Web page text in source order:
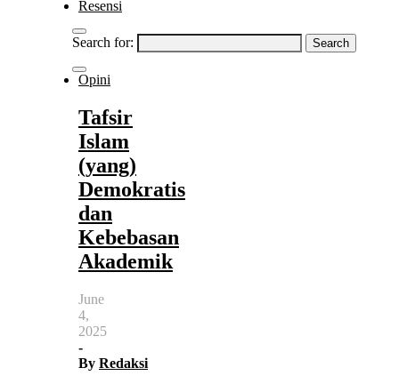
Resensi
Search for:
Opini
Tafsir
Islam
(yang)
Demokratis
dan
Kebebasan
Akademik
June
4,
2025
-
By Redaksi